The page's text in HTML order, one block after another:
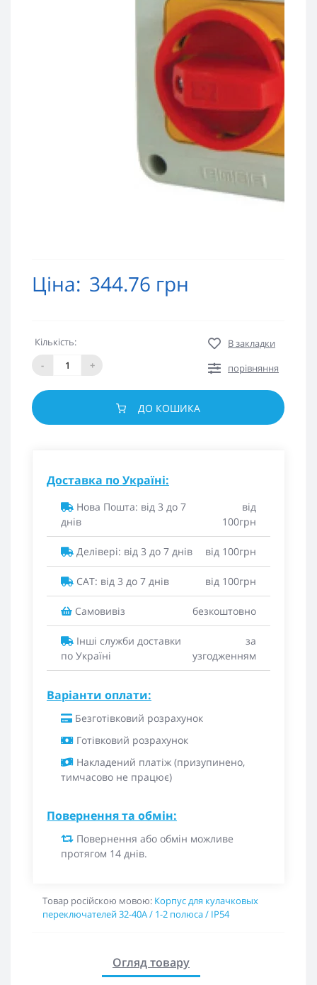
Ціна: 344.76 грн
Кількість:
-
+
В закладки
порівняння
ДО КОШИКА
Доставка по Україні:
Нова Пошта: від 3 до 7
днів
від
100грн
Делівері: від 3 до 7 днів від 100грн
САТ: від 3 до 7 днів від 100грн
Самовивіз безкоштовно
Інші служби доставки
по Україні
за
узгодженням
Варіанти оплати:
Безготівковий розрахунок
Готівковий розрахунок
Накладений платіж (призупинено,
тимчасово не працює)
Повернення та обмін:
Повернення або обмін можливе
протягом 14 днів.
Товар російскою мовою: Корпус для кулачковых
переключателей 32-40А / 1-2 полюса / IP54
Огляд товару